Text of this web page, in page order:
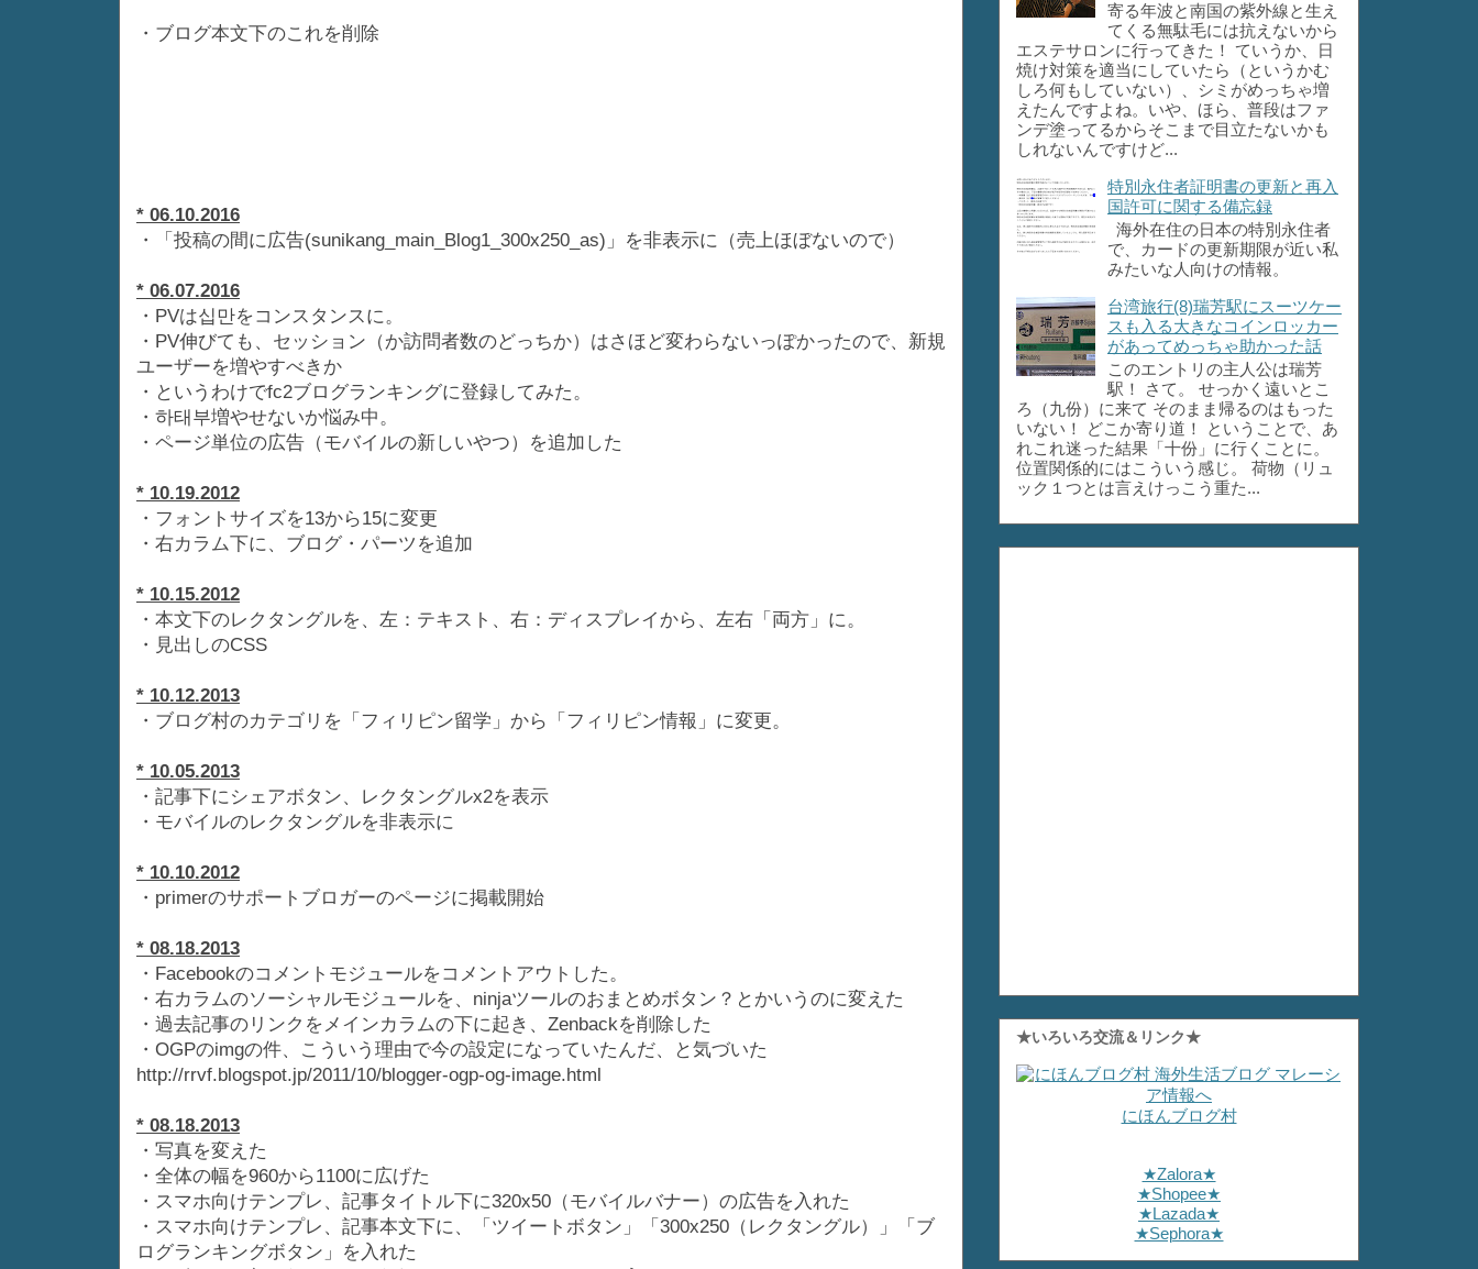
・ブログ本文下のこれを削除
* 06.10.2016
・「投稿の間に広告(sunikang_main_Blog1_300x250_as)」を非表示に（売上ほぼないので）
* 06.07.2016
・PVは십만をコンスタンスに。
・PV伸びても、セッション（か訪問者数のどっちか）はさほど変わらないっぽかったので、新規
ユーザーを増やすべきか
・というわけでfc2ブログランキングに登録してみた。
・하태부増やせないか悩み中。
・ページ単位の広告（モバイルの新しいやつ）を追加した
* 10.19.2012
・フォントサイズを13から15に変更
・右カラム下に、ブログ・パーツを追加
* 10.15.2012
・本文下のレクタングルを、左：テキスト、右：ディスプレイから、左右「両方」に。
・見出しのCSS
* 10.12.2013
・ブログ村のカテゴリを「フィリピン留学」から「フィリピン情報」に変更。
* 10.05.2013
・記事下にシェアボタン、レクタングルx2を表示
・モバイルのレクタングルを非表示に
* 10.10.2012
・primerのサポートブロガーのページに掲載開始
* 08.18.2013
・Facebookのコメントモジュールをコメントアウトした。
・右カラムのソーシャルモジュールを、ninjaツールのおまとめボタン？とかいうのに変えた
・過去記事のリンクをメインカラムの下に起き、Zenbackを削除した
・OGPのimgの件、こういう理由で今の設定になっていたんだ、と気づいた
http://rrvf.blogspot.jp/2011/10/blogger-ogp-og-image.html
* 08.18.2013
・写真を変えた
・全体の幅を960から1100に広げた
・スマホ向けテンプレ、記事タイトル下に320x50（モバイルバナー）の広告を入れた
・スマホ向けテンプレ、記事本文下に、「ツイートボタン」「300x250（レクタングル）」「ブ
ログランキングボタン」を入れた
寄る年波と南国の紫外線と生え
てくる無駄毛には抗えないから
エステサロンに行ってきた！ ていうか、日
焼け対策を適当にしていたら（というかむ
しろ何もしていない）、シミがめっちゃ増
えたんですよね。いや、ほら、普段はファ
ンデ塗ってるからそこまで目立たないかも
しれないんですけど...
特別永住者証明書の更新と再入
国許可に関する備忘録
海外在住の日本の特別永住者
で、カードの更新期限が近い私
みたいな人向けの情報。
台湾旅行(8)瑞芳駅にスーツケー
スも入る大きなコインロッカー
があってめっちゃ助かった話
このエントリの主人公は瑞芳
駅！ さて。 せっかく遠いとこ
ろ（九份）に来て そのまま帰るのはもった
いない！ どこか寄り道！ ということで、あ
れこれ迷った結果「十份」に行くことに。
位置関係的にはこういう感じ。 荷物（リュ
ック１つとは言えけっこう重た...
★いろいろ交流＆リンク★
にほんブログ村
★Zalora★
★Shopee★
★Lazada★
★Sephora★